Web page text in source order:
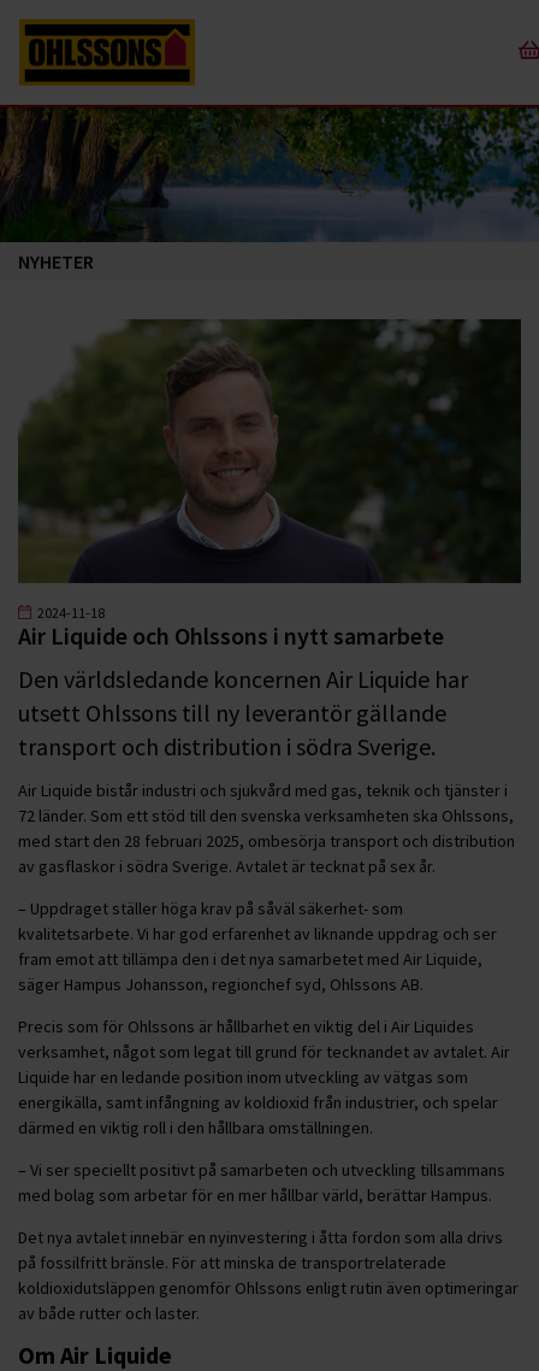
NYHETER
2024-11-18
Air Liquide och Ohlssons i nytt samarbete
Den världsledande koncernen Air Liquide har
utsett Ohlssons till ny leverantör gällande
transport och distribution i södra Sverige.
Air Liquide bistår industri och sjukvård med gas, teknik och tjänster i
72 länder. Som ett stöd till den svenska verksamheten ska Ohlssons,
med start den 28 februari 2025, ombesörja transport och distribution
av gasflaskor i södra Sverige. Avtalet är tecknat på sex år.
– Uppdraget ställer höga krav på såväl säkerhet- som
kvalitetsarbete. Vi har god erfarenhet av liknande uppdrag och ser
fram emot att tillämpa den i det nya samarbetet med Air Liquide,
säger Hampus Johansson, regionchef syd, Ohlssons AB.
Precis som för Ohlssons är hållbarhet en viktig del i Air Liquides
verksamhet, något som legat till grund för tecknandet av avtalet. Air
Liquide har en ledande position inom utveckling av vätgas som
energikälla, samt infångning av koldioxid från industrier, och spelar
därmed en viktig roll i den hållbara omställningen.
– Vi ser speciellt positivt på samarbeten och utveckling tillsammans
med bolag som arbetar för en mer hållbar värld, berättar Hampus.
Det nya avtalet innebär en nyinvestering i åtta fordon som alla drivs
på fossilfritt bränsle. För att minska de transportrelaterade
koldioxidutsläppen genomför Ohlssons enligt rutin även optimeringar
av både rutter och laster.
Om Air Liquide